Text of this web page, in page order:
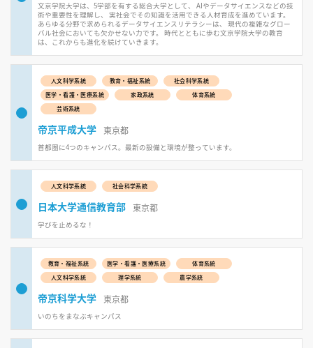
文京学院大学は、5学部を有する総合大学として、 AIやデータサイエンスなどの技
術や重要性を理解し、 実社会でその知識を活用できる人材育成を進めています。
あらゆる分野で求められるデータサイエンスリテラシーは、 現代の複雑なグロー
バル社会においても欠かせない力です。 時代とともに歩む文京学院大学の教育
は、これからも進化を続けていきます。
人文科学系統 教育・福祉系統
社会科学系統
医学・看護・医療系統
家政系統
体育系統
芸術系統
帝京平成大学 東京都
首都圏に4つのキャンパス。最新の設備と環境が整っています。
人文科学系統 社会科学系統
日本大学通信教育部 東京都
学びを止めるな！
教育・福祉系統 医学・看護・医療系統
体育系統
人文科学系統
理学系統 農学系統
帝京科学大学 東京都
いのちをまなぶキャンパス